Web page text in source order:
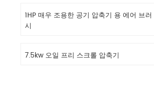
1HP 매우 조용한 공기 압축기 용 에어 브러
시
7.5kw 오일 프리 스크롤 압축기